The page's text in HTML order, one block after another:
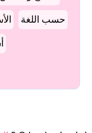
حسب اللغة